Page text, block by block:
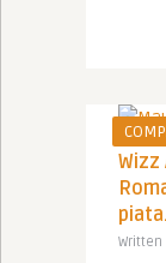
Wizz
Written